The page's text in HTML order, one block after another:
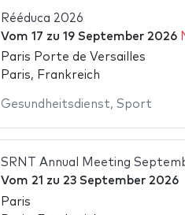
Rééduca 2026
Vom 17 zu 19 September 2026
Paris Porte de Versailles
Paris, Frankreich
Gesundheitsdienst, Sport
SRNT Annual Meeting
Vom 21 zu 23 September 2026
Paris